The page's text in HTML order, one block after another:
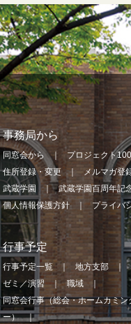
事務局から
同窓会から プロジェクト
住所登録・変更
メルマガ登
武蔵学園
武蔵学園百周年記
個人情報保護方針
プライバ
行事予定
行事予定一覧 地方支部
ゼミ／演習
職域
同窓会行事（総会・ホームカミ
ー）